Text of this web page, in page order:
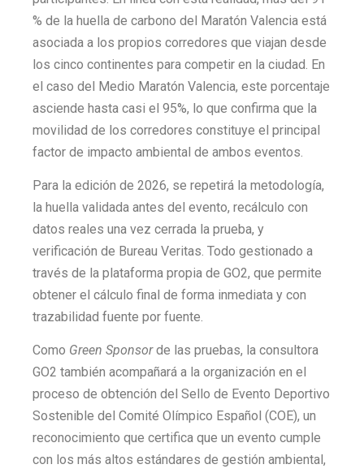
% de la huella de carbono del Maratón Valencia está
asociada a los propios corredores que viajan desde
los cinco continentes para competir en la ciudad. En
el caso del Medio Maratón Valencia, este porcentaje
asciende hasta casi el 95%, lo que confirma que la
movilidad de los corredores constituye el principal
factor de impacto ambiental de ambos eventos.
Para la edición de 2026, se repetirá la metodología,
la huella validada antes del evento, recálculo con
datos reales una vez cerrada la prueba, y
verificación de Bureau Veritas. Todo gestionado a
través de la plataforma propia de GO2, que permite
obtener el cálculo final de forma inmediata y con
trazabilidad fuente por fuente.
Como Green Sponsorde las pruebas, la consultora
GO2 también acompañará a la organización en el
proceso de obtención del Sello de Evento Deportivo
Sostenible del Comité Olímpico Español (COE), un
reconocimiento que certifica que un evento cumple
con los más altos estándares de gestión ambiental,